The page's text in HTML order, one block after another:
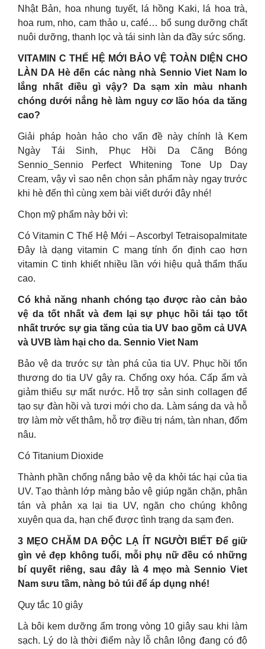
Nhật Bản, hoa nhung tuyết, lá hồng Kaki, lá hoa trà,
hoa rum, nho, cam thảo u, café… bổ sung dưỡng chất
nuôi dưỡng, thanh lọc và tái sinh làn da đầy sức sống.
VITAMIN C THẾ HỆ MỚI BẢO VỆ TOÀN DIỆN CHO
LÀN DA Hè đến các nàng nhà Sennio Viet Nam lo
lắng nhất điều gì vậy? Da sạm xỉn màu nhanh
chóng dưới nắng hè làm nguy cơ lão hóa da tăng
cao?
Giải pháp hoàn hảo cho vấn đề này chính là Kem
Ngày Tái Sinh, Phục Hồi Da Căng Bóng
Sennio_Sennio Perfect Whitening Tone Up Day
Cream, vậy vì sao nên chọn sản phẩm này ngay trước
khi hè đến thì cùng xem bài viết dưới đây nhé!
Chọn mỹ phẩm này bởi vì:
Có Vitamin C Thế Hệ Mới – Ascorbyl Tetraisopalmitate
Đây là dạng vitamin C mang tính ổn định cao hơn
vitamin C tinh khiết nhiều lần với hiệu quả thẩm thấu
cao.
Có khả năng nhanh chóng tạo được rào cản bảo
vệ da tốt nhất và đem lại sự phục hồi tái tạo tốt
nhất trước sự gia tăng của tia UV bao gồm cả UVA
và UVB làm hại cho da. Sennio Viet Nam
Bảo vệ da trước sự tàn phá của tia UV. Phục hồi tổn
thương do tia UV gây ra. Chống oxy hóa. Cấp ẩm và
giảm thiểu sự mất nước. Hỗ trợ sản sinh collagen để
tạo sự đàn hồi và tươi mới cho da. Làm sáng da và hỗ
trợ làm mờ vết thâm, hỗ trợ điều trị nám, tàn nhan, đốm
nâu.
Có Titanium Dioxide
Thành phần chống nắng bảo vệ da khỏi tác hại của tia
UV. Tạo thành lớp màng bảo vệ giúp ngăn chặn, phân
tán và phản xạ lại tia UV, ngăn cho chúng không
xuyên qua da, hạn chế được tình trạng da sạm đen.
3 MẸO CHĂM DA ĐỘC LẠ ÍT NGƯỜI BIẾT Để giữ
gìn vẻ đẹp không tuổi, mỗi phụ nữ đều có những
bí quyết riêng, sau đây là 4 mẹo mà Sennio Viet
Nam sưu tầm, nàng bỏ túi để áp dụng nhé!
Quy tắc 10 giây
Là bôi kem dưỡng ẩm trong vòng 10 giây sau khi làm
sạch. Lý do là thời điểm này lỗ chân lông đang có độ